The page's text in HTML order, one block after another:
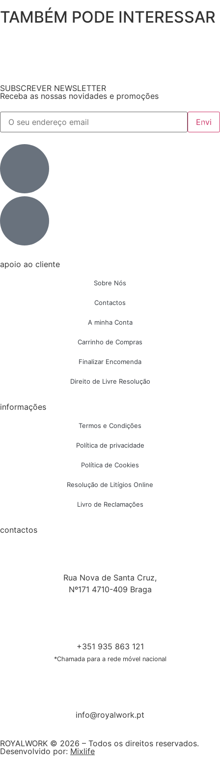
TAMBÉM PODE INTERESSAR
SUBSCREVER NEWSLETTER
Receba as nossas novidades e promoções
apoio ao cliente
Sobre Nós
Contactos
A minha Conta
Carrinho de Compras
Finalizar Encomenda
Direito de Livre Resolução
informações
Termos e Condições
Política de privacidade
Política de Cookies
Resolução de Litígios Online
Livro de Reclamações
contactos
Rua Nova de Santa Cruz,
Nº171 4710-409 Braga
+351 935 863 121
*Chamada para a rede móvel nacional
info@royalwork.pt
ROYALWORK © 2026 – Todos os direitos reservados.
Desenvolvido por: Mixlife